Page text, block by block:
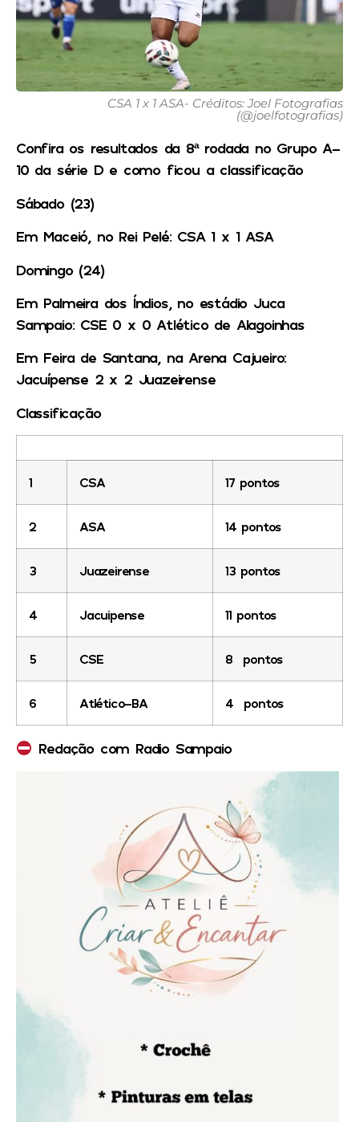
CSA 1 x 1 ASA- Créditos: Joel Fotografias
(@joelfotografias)
Confira os resultados da 8ª rodada no Grupo A-
10 da série D e como ficou a classificação
Sábado (23)
Em Maceió, no Rei Pelé: CSA 1 x 1 ASA
Domingo (24)
Em Palmeira dos Índios, no estádio Juca
Sampaio: CSE 0 x 0 Atlético de Alagoinhas
Em Feira de Santana, na Arena Cajueiro:
Jacuípense 2 x 2 Juazeirense
Classificação
1 CSA 17 pontos
2 ASA 14 pontos
3 Juazeirense 13 pontos
4 Jacuipense 11 pontos
5 CSE 8 pontos
6 Atlético-BA 4 pontos
Redação com Radio Sampaio